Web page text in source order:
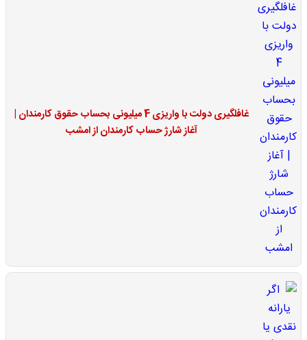
غافلگیری دولت با واریزی 4 میلیونی بحساب حقوق کارمندان |
آغاز شارژ حساب کارمندان از امشب